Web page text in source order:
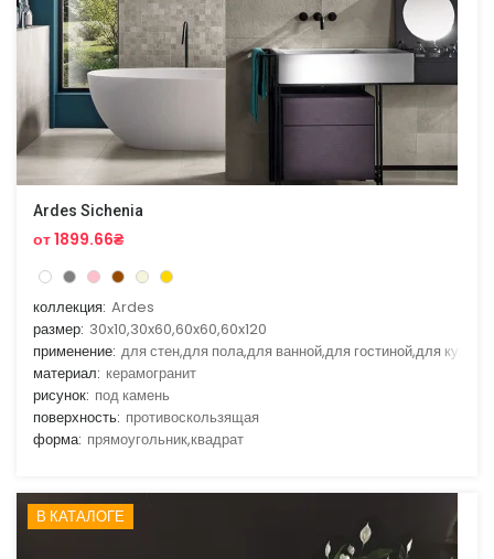
Ardes Sichenia
от 1899.66₴
коллекция: Ardes
размер: 30x10,30x60,60x60,60x120
применение: для стен,для пола,для ванной,для гостиной,для кухни
материал: керамогранит
рисунок: под камень
поверхность: противоскользящая
форма: прямоугольник,квадрат
В КАТАЛОГЕ